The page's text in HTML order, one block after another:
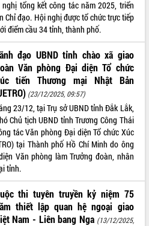
tổng kết công tác năm 2025, triển
Chỉ đạo. Hội nghị được tổ chức trực tiếp
điểm cầu 34 tỉnh, thành phố.
đạo UBND tỉnh chào xã giao
Văn phòng Đại diện Tổ chức
tiến Thương mại Nhật Bản
(23/12/2025, 09:57)
23/12, tại Trụ sở UBND tỉnh Đắk Lắk,
Chủ tịch UBND tỉnh Trương Công Thái
tác Văn phòng Đại diện Tổ chức Xúc
tại Thành phố Hồ Chí Minh do ông
Văn phòng làm Trưởng đoàn, nhân
tỉnh.
thi tuyên truyền kỷ niệm 75
thiết lập quan hệ ngoại giao
Nam - Liên bang Nga (13/12/2025,